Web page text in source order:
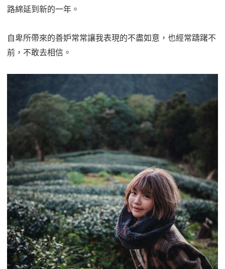
路綿延到新的一年。
自卑所帶來的善妒常常讓我表現的不盡如意，也經常躊躇不
前，不敢去相信。